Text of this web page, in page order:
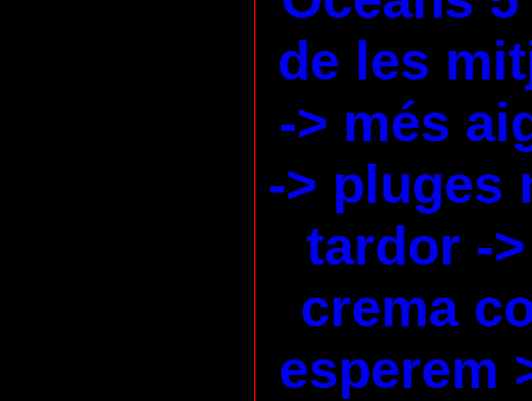
de les
-> més
-> pluges
tardor -
crema
esperem